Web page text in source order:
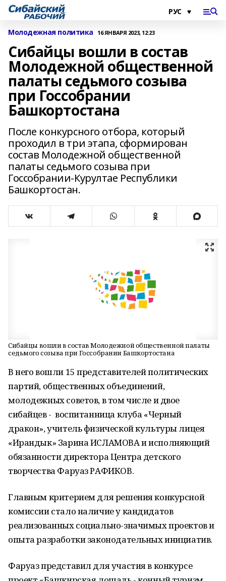
Молодежная политика 16 ЯНВАРЯ 2023, 12:23
Сибайцы вошли в состав
Молодежной общественной
палаты седьмого созыва
при Госсобрании
Башкортостана
После конкурсного отбора, который
проходил в три этапа, сформирован
состав Молодежной общественной
палаты седьмого созыва при
Госсобрании-Курултае Республики
Башкортостан.
Сибайцы вошли в состав Молодежной общественной палаты
седьмого созыва при Госсобрании Башкортостана
В него вошли 15 представителей политических
партий, общественных объединений,
молодежных советов, в том числе и двое
сибайцев - воспитанница клуба «Черный
дракон», учитель физической культуры лицея
«Ирандык» Зарина ИСЛАМОВА и исполняющий
обязанности директора Центра детского
творчества Фаруаз РАФИКОВ.
Главным критерием для решения конкурсной
комиссии стало наличие у кандидатов
реализованных социально-значимых проектов и
опыта разработки законодательных инициатив.
Фаруаз представил для участия в конкурсе